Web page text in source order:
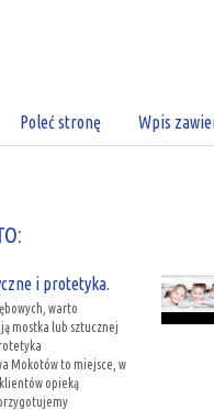
Poleć stronę Wpis
i protetyka.
warto
mostka lub sztucznej
Mokotów to miejsce, w
opieką